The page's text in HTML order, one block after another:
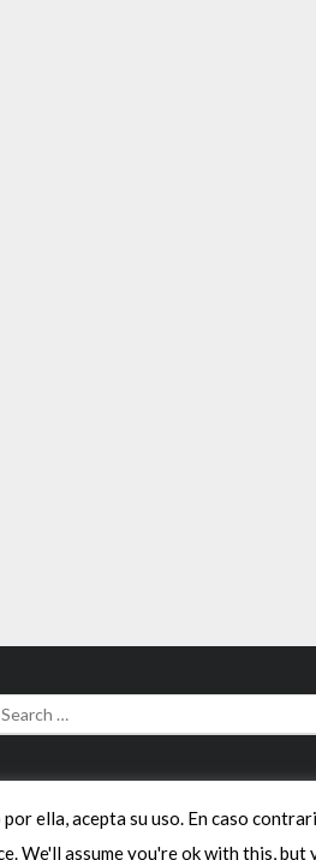
Search
© 2026 sui géneris | Powered by
ella, acepta su uso. En caso
We'll assume you're ok with this,